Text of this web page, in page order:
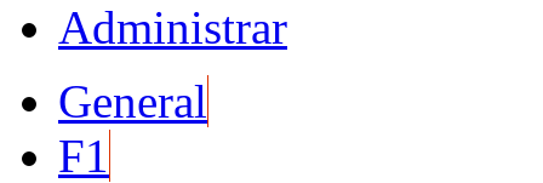
Administrar
General
F1